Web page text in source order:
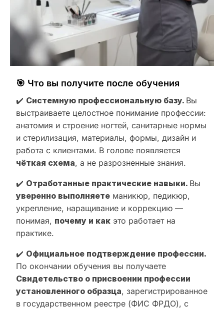
🎯 Что вы получите после обучения
✔️ Системную профессиональную базу. Вы
выстраиваете целостное понимание профессии:
анатомия и строение ногтей, санитарные нормы
и стерилизация, материалы, формы, дизайн и
работа с клиентами. В голове появляется
чёткая схема, а не разрозненные знания.
✔️ Отработанные практические навыки. Вы
уверенно выполняете маникюр, педикюр,
укрепление, наращивание и коррекцию —
понимая, почему и как это работает на
практике.
✔️ Официальное подтверждение профессии.
По окончании обучения вы получаете
Свидетельство о присвоении профессии
установленного образца, зарегистрированное
в государственном реестре (ФИС ФРДО), с